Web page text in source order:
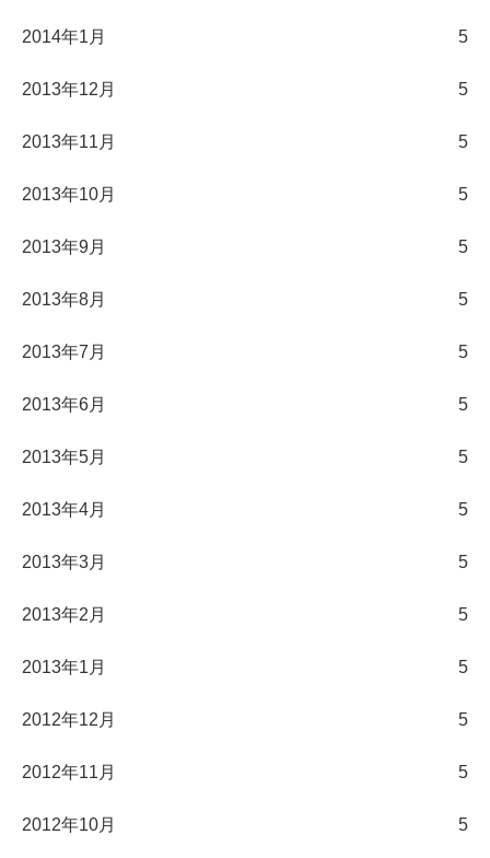
2014年1月 5
2013年12月 5
2013年11月 5
2013年10月 5
2013年9月 5
2013年8月 5
2013年7月 5
2013年6月 5
2013年5月 5
2013年4月 5
2013年3月 5
2013年2月 5
2013年1月 5
2012年12月 5
2012年11月 5
2012年10月 5